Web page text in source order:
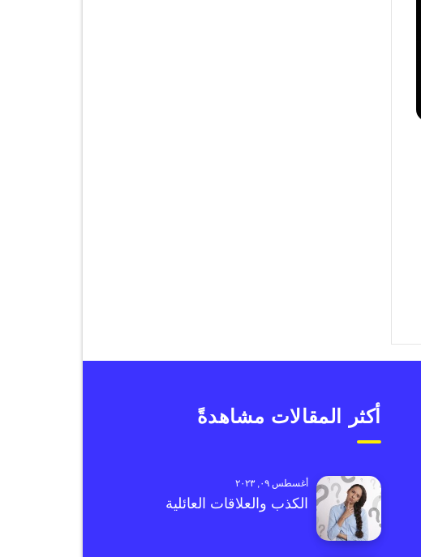
أكثر المقالات مشاهدةً
أغسطس ٠٩, ٢٠٢٣
الكذب والعلاقات العائلية